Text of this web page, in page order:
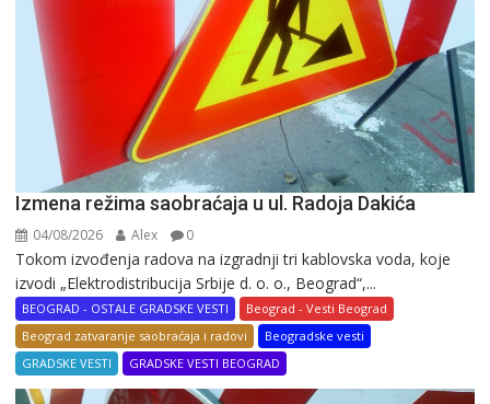
Izmena režima saobraćaja u ul. Radoja Dakića
04/08/2026 Alex 0
Tokom izvođenja radova na izgradnji tri kablovska voda, koje
izvodi „Elektrodistribucija Srbije d. o. o., Beograd“,...
BEOGRAD - OSTALE GRADSKE VESTI
Beograd - Vesti Beograd
Beograd zatvaranje saobraćaja i radovi
Beogradske vesti
GRADSKE VESTI
GRADSKE VESTI BEOGRAD